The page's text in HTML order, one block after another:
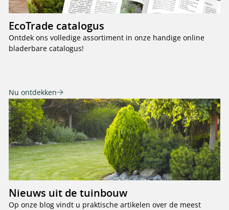
EcoTrade catalogus
Ontdek ons volledige assortiment in onze handige online
bladerbare catalogus!
Nu ontdekken
Nieuws uit de tuinbouw
Op onze blog vindt u praktische artikelen over de meest